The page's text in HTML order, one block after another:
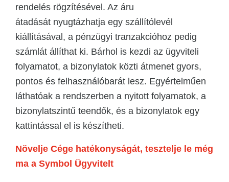
rendelés rögzítésével. Az áru
átadását nyugtázhatja egy szállítólevél
kiállításával, a pénzügyi tranzakcióhoz pedig
számlát állíthat ki. Bárhol is kezdi az ügyviteli
folyamatot, a bizonylatok közti átmenet gyors,
pontos és felhasználóbarát lesz. Egyértelműen
láthatóak a rendszerben a nyitott folyamatok, a
bizonylatszintű teendők, és a bizonylatok egy
kattintással el is készítheti.
Növelje Cége hatékonyságát, tesztelje le még
ma a Symbol Ügyvitelt